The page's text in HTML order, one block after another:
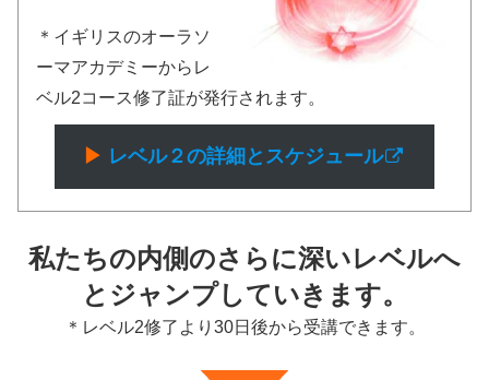
＊イギリスのオーラソ
ーマアカデミーからレ
ベル2コース修了証が発行されます。
▶︎ レベル２の詳細 とスケジュール
私たちの内側のさらに深いレベルへ
とジャンプしていきます。
＊レベル2修了より30日後から受講できます。